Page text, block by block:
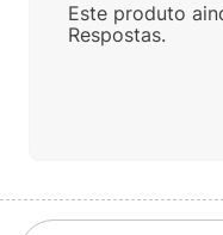
Este produto
Respostas.